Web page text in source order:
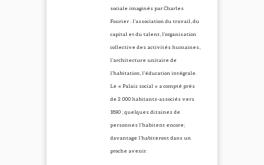
sociale imaginés par Charles
Fourier : l’association du travail, du
capital et du talent, l’organisation
collective des activités humaines,
l’architecture unitaire de
l’habitation, l’éducation intégrale.
Le « Palais social » a compté près
de 2 000 habitants-associés vers
1890 ; quelques dizaines de
personnes l’habitent encore;
davantage l’habiteront dans un
proche avenir.